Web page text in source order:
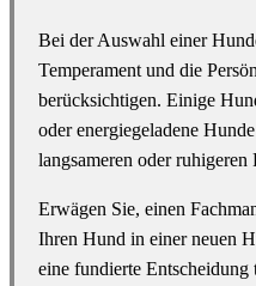
Bei der Auswahl einer
Temperament und die
berücksichtigen. Einige
oder energiegeladene
langsameren oder ruhigeren
Erwägen Sie, einen
Ihren Hund in einer neuen
eine fundierte